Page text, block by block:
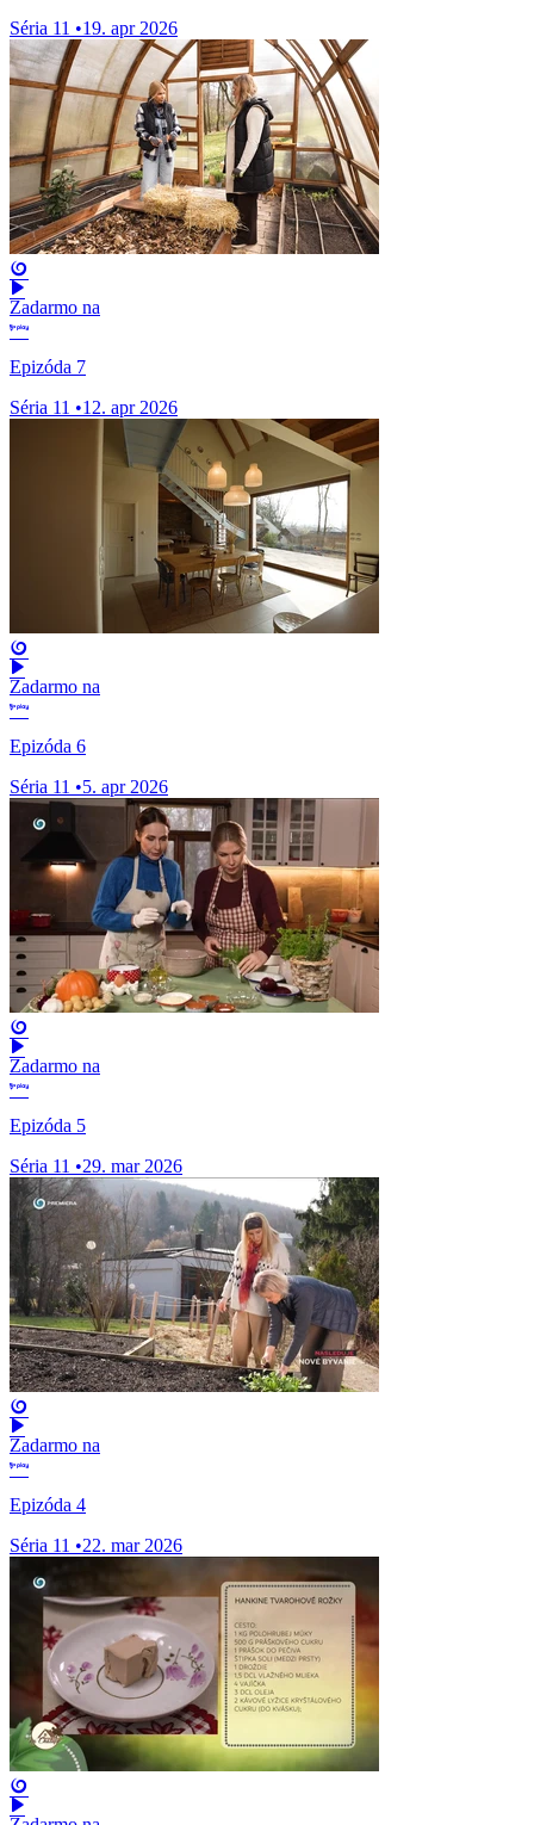
Séria 11 •19. apr 2026
Zadarmo na
Epizóda 7
Séria 11 •12. apr 2026
Zadarmo na
Epizóda 6
Séria 11 •5. apr 2026
Zadarmo na
Epizóda 5
Séria 11 •29. mar 2026
Zadarmo na
Epizóda 4
Séria 11 •22. mar 2026